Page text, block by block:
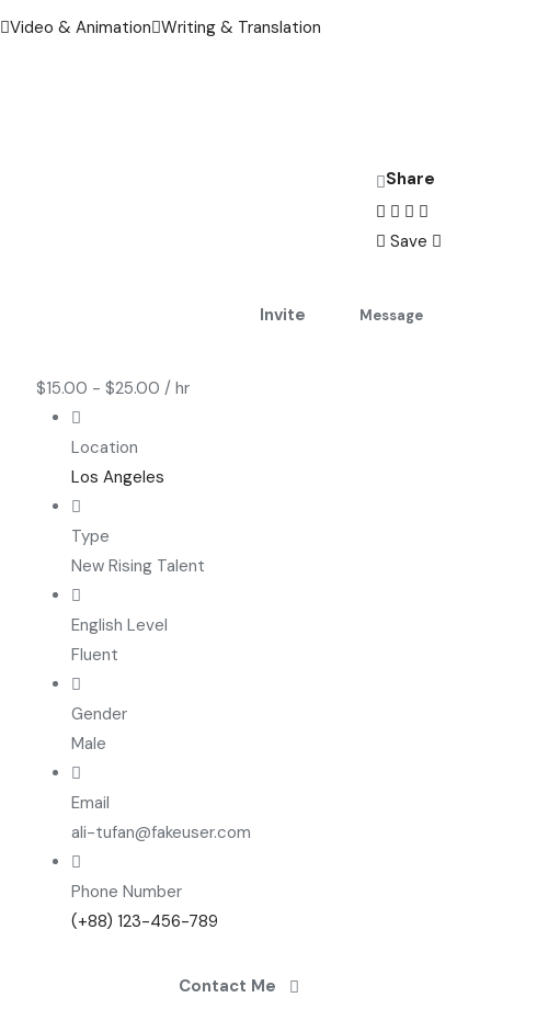
Video & Animation Writing & Translation
Share
Save
Invite Message
$15.00 - $25.00 / hr
Location
Los Angeles
Type
New Rising Talent
English Level
Fluent
Gender
Male
Email
ali-tufan@fakeuser.com
Phone Number
(+88) 123-456-789
Contact Me